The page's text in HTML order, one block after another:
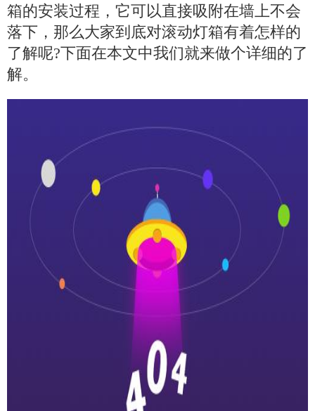
箱的安装过程，它可以直接吸附在墙上不会
落下，那么大家到底对滚动灯箱有着怎样的
了解呢?下面在本文中我们就来做个详细的了
解。